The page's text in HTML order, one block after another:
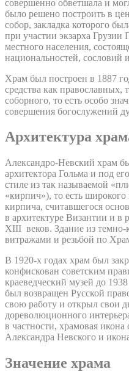
совершенно обветшала и
было решено построить в
собор, закладка которого
при участии экзарха
местного населения,
национальностей, сословий
Храм был построен в 1887
средства как православных,
соборного, то есть особо
совершения богослужений
Архитектура
Александро-Невский храм
архитектора Гольма и под
стиле из так называемой
«кирпич»), то есть
кирпича, считавшегося
в архитектуре Византии и в
XIII веков. Здание из
витражами и резьбой по
В 1920-х годах храм был
конфискован советским
краеведческий музей до
был возвращен Русской
свою работу и открыл свои
дореволюционного
в частности, храмовая икона
Александра Невского и
Значение храма